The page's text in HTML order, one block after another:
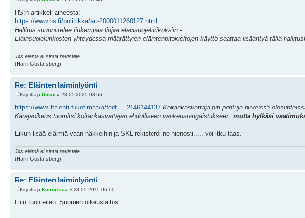
HS:n artikkeli aiheesta:
https://www.hs.fi/politiikka/art-2000011260127.html
Hallitus suunnittelee tiukempaa linjaa eläin­suojelu­rikoksiin -
Eläinsuojelurikosten yhteydessä määrättyjen eläintenpitokieltojen käyttö saattaa lisääntyä tällä
Jos elämä ei sinua ravistele...
(Harri Gustafsberg)
Re: Eläinten laiminlyönti
Kirjoittaja Umac » 28.05.2025 03:56
https://www.iltalehti.fi/kotimaa/a/fedf ... 2646144137 Koirankasvattaja piti pentuja hirveissä
Käräjäoikeus tuomitsi koirankasvattajan ehdolliseen vankeusrangaistukseen, mutta hylkäsi
Eikun lisää eläimiä vaan häkkeihin ja SKL rekisteröi ne hienosti..... voi itku taas.
Jos elämä ei sinua ravistele...
(Harri Gustafsberg)
Re: Eläinten laiminlyönti
Kirjoittaja Koiruuksia » 28.05.2025 06:00
Luin tuon eilen. Suomen oikeuslaitos.